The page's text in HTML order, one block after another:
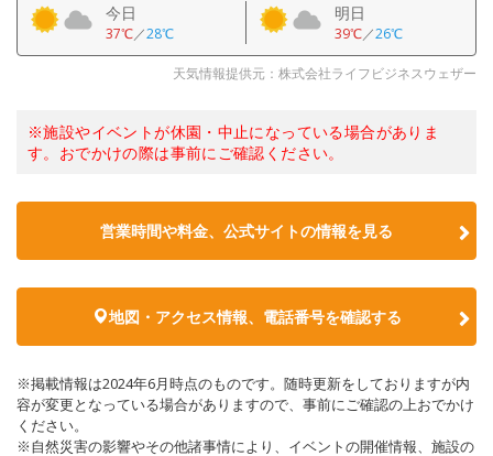
今日
37℃／28℃
明日
39℃／26℃
天気情報提供元：株式会社ライフビジネスウェザー
※施設やイベントが休園・中止になっている場合がありま
す。おでかけの際は事前にご確認ください。
営業時間や料金、公式サイトの情報を見る
地図・アクセス情報、電話番号を確認する
※掲載情報は2024年6月時点のものです。随時更新をしておりますが内
容が変更となっている場合がありますので、事前にご確認の上おでかけ
ください。
※自然災害の影響やその他諸事情により、イベントの開催情報、施設の